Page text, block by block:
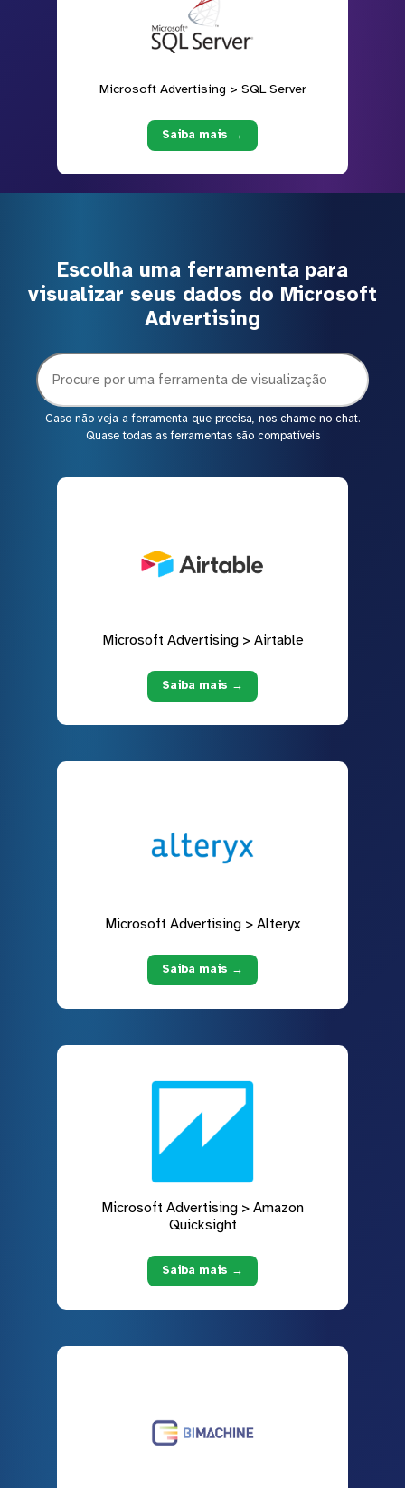
Microsoft Advertising > SQL Server
Saiba mais →
Escolha uma ferramenta para
visualizar seus dados do Microsoft
Advertising
Caso não veja a ferramenta que precisa, nos chame no chat.
Quase todas as ferramentas são compatíveis
Microsoft Advertising > Airtable
Saiba mais →
Microsoft Advertising > Alteryx
Saiba mais →
Microsoft Advertising > Amazon
Quicksight
Saiba mais →